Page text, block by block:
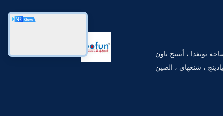
1313 ، رقم 3 ، ساحة تونغدا ، أنتينج تاون
، شنغهاي ، الصين